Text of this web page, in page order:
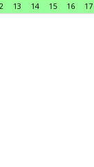
13 14 15 16 17